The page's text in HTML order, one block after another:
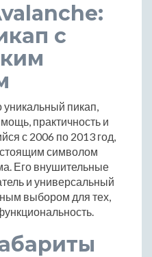
с
уникальный пикап,
практичность и
с 2006 по 2013 год,
символом
Его внушительные
и универсальный
выбором для тех,